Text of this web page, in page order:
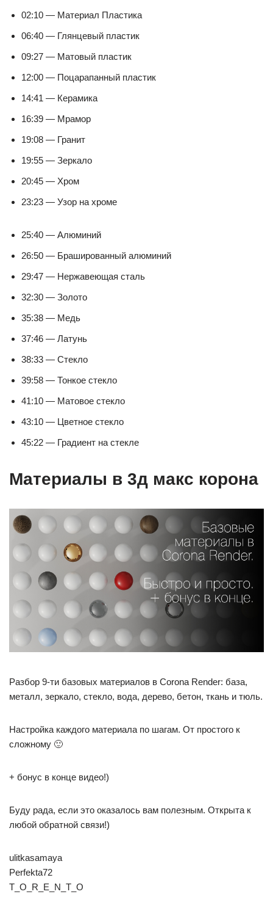
02:10 — Материал Пластика
06:40 — Глянцевый пластик
09:27 — Матовый пластик
12:00 — Поцарапанный пластик
14:41 — Керамика
16:39 — Мрамор
19:08 — Гранит
19:55 — Зеркало
20:45 — Хром
23:23 — Узор на хроме
25:40 — Алюминий
26:50 — Брашированный алюминий
29:47 — Нержавеющая сталь
32:30 — Золото
35:38 — Медь
37:46 — Латунь
38:33 — Стекло
39:58 — Тонкое стекло
41:10 — Матовое стекло
43:10 — Цветное стекло
45:22 — Градиент на стекле
Материалы в 3д макс корона
Разбор 9-ти базовых материалов в Corona Render: база,
металл, зеркало, стекло, вода, дерево, бетон, ткань и тюль.
Настройка каждого материала по шагам. От простого к
сложному 🙂
+ бонус в конце видео!)
Буду рада, если это оказалось вам полезным. Открыта к
любой обратной связи!)
ulitkasamaya
Perfekta72
T_O_R_E_N_T_O